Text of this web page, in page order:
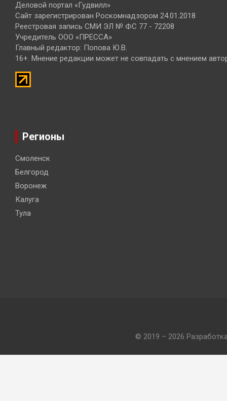
Деловой портал «Гудвилл»
Сайт зарегистрирован Роскомнадзором 24.01.2018
Реестровая запись СМИ ЭЛ № ФС 77 - 72208
Учредитель ООО «ПРЕССА»
Главный редактор: Попова Ю.В.
16+. Мнение редакции может не совпадать с мнением
Регионы
Смоленск
Белгород
Воронеж
Калуга
Тула
© 2019 – 2026